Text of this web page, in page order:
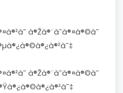
à®Žà®¨à¯à®¤à®©à¯
à®Žà®¨à¯à®¤à®©à¯